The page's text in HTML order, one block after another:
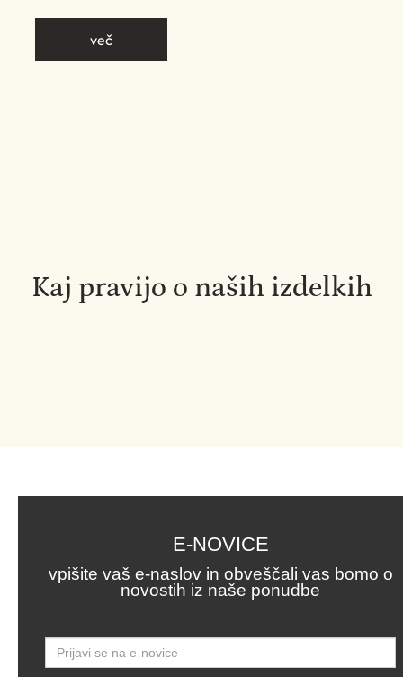
več
Kaj pravijo o naših izdelkih
E-NOVICE
vpišite vaš e-naslov in obveščali vas bomo o
novostih iz naše ponudbe